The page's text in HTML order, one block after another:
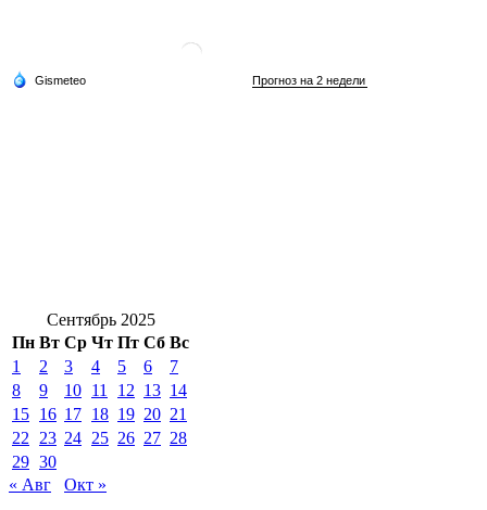
Сентябрь 2025
Пн Вт Ср Чт Пт Сб Вс
1
2 3 4 5 6
7
8
9 10 11 12 13 14
15 16 17 18 19 20 21
22
23 24 25 26 27 28
29 30
« Авг
Окт »